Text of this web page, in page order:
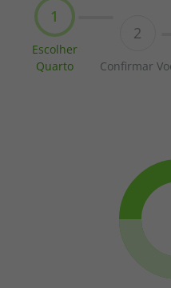
1
Escolher
Quarto
2
Confirmar